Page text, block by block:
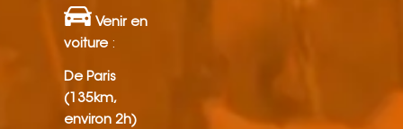
Venir en
voiture:
De Paris
(135km,
environ 2h)